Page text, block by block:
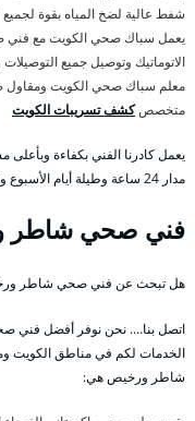
شفط عالية لضخ المياه بقوة لجميع
يعمل سباك صحي الكويت مع فني
الاتوماتيك وتوصيل جميع
معلم سباك صحي الكويت ومقاول
متخصصكشف تسريبات الكويت
يعمل كادرنا الفني بكفاءة
مدار 24 ساعة وطيلة أيام الأسبوع وفي أيام العطل وأيام الأعياد أيضاً.
فني صحي شاطر
هل تبحث عن فني صحي شاطر
اتصل بنا…. نحن نوفر أفضل فني
الخدمات لكم في مناطق الكويت
شاطر ورخيص هي: